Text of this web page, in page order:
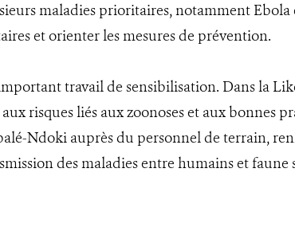
maladies prioritaires, notamment Ebola
et orienter les mesures de prévention.
travail de sensibilisation. Dans la
risques liés aux zoonoses et aux bonnes
Ndoki auprès du personnel de terrain,
des maladies entre humains et faune